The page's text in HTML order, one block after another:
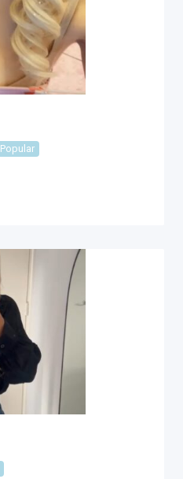
Popular